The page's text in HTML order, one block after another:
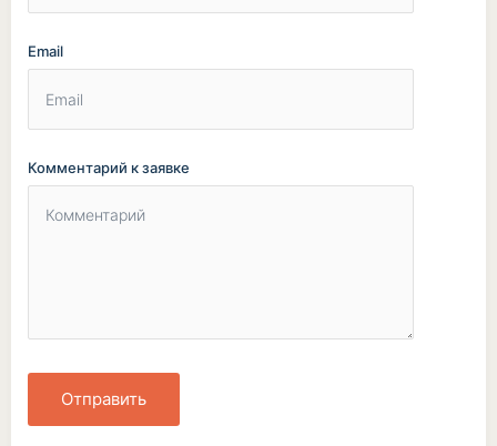
Email
Комментарий к заявке
Отправить